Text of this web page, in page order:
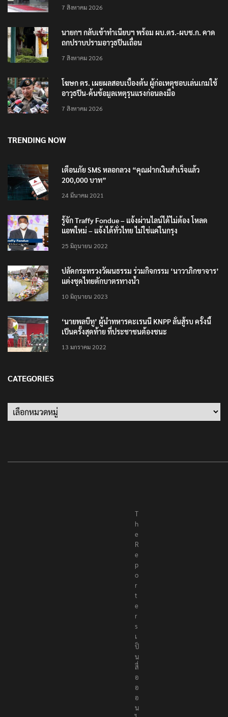
7 สิงหาคม 2026
นายกฯ กลับเข้าทำเนียบฯ พร้อม ผบ.ตร.-ผบช.ก. คาด
ถกปราบปรามอาวุธปืนเถื่อน
7 สิงหาคม 2026
โฆษก ตร. เผยผลสอบเบื้องต้น ผู้ก่อเหตุชอบเล่นเกมใช้
อาวุธปืน-ค้นข้อมูลเหตุรุนแรงก่อนลงมือ
7 สิงหาคม 2026
TRENDING NOW
เตือนภัย SMS หลอกลวง “คุณฝากเงินสำเร็จแล้ว
200,000 บาท”
24 มีนาคม 2021
รู้จัก Traffy Fondue – แจ้งผ่านไลน์ได้ไม่ต้อง โหลด
แอพใหม่ – แจ้งได้ทั่วไทย ไม่ใช่แค่ในกรุง
25 มิถุนายน 2022
ปลัดกระทรวงวัฒนธรรม ร่วมกิจกรรม ‘นาวาภิกขาจาร’
แต่งชุดไทยตักบาตรทางน้ำ
10 มิถุนายน 2023
‘นายพลบีทู’ ผู้นำทหารคะเรนนี KNPP ลั่นสู้รบ ครั้งนี้
เป็นครั้งสุดท้าย ที่ประชาชนต้องชนะ
13 มกราคม 2022
CATEGORIES
Categories
T
h
e
R
e
p
o
r
t
e
r
s
เ
ป็
น
สื่
อ
อ
อ
น